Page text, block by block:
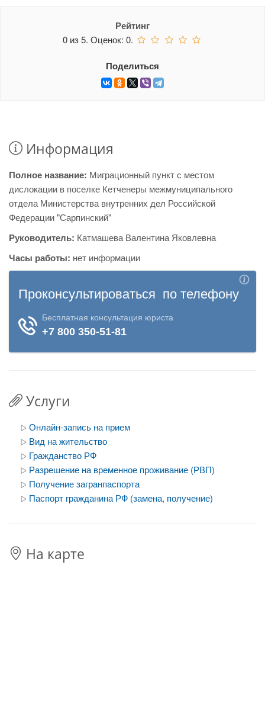
Рейтинг
0 из5. Оценок:0.
Поделиться
Информация
Полное название: Миграционный пункт с местом
дислокации в поселке Кетченеры межмуниципального
отдела Министерства внутренних дел Российской
Федерации "Сарпинский"
Руководитель: Катмашева Валентина Яковлевна
Часы работы: нет информации
Услуги
Онлайн-запись на прием
Вид на жительство
Гражданство РФ
Разрешение на временное проживание (РВП)
Получение загранпаспорта
Паспорт гражданина РФ (замена, получение)
На карте